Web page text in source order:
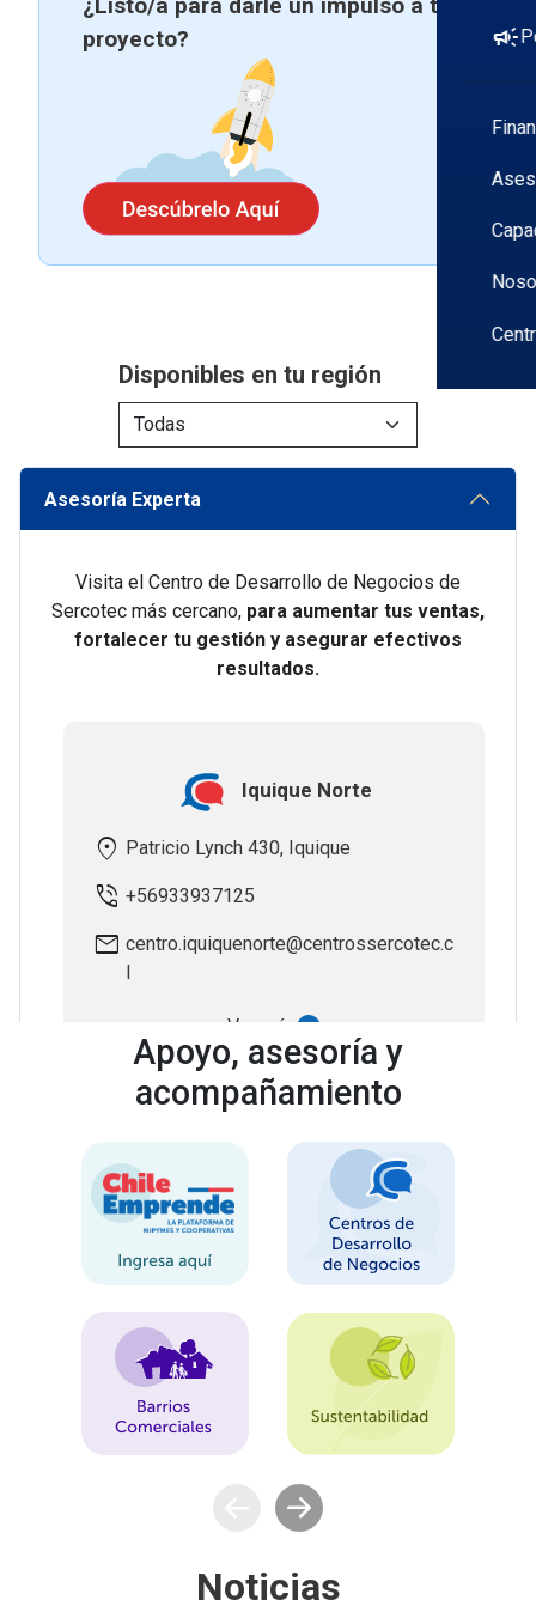
campaign
proyecto?
Apoyo, asesoría y
acompañamiento
Noticias